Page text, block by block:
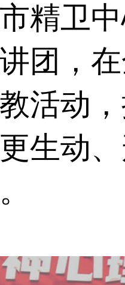
精卫
团，
活动
生动